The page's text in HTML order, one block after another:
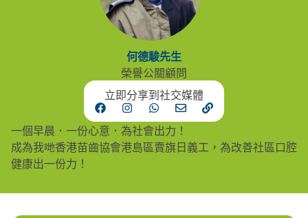
何德駿先生
榮譽公關顧問
立即分享到社交媒體
一個早晨．一份心意．為社會出力！
成為我哋香港苗齒協會港島區賣旗日義工，為改善社區口腔
健康出一份力！